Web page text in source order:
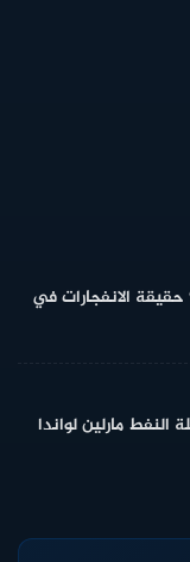
الانفجارات في
النفط مارلين لواندا